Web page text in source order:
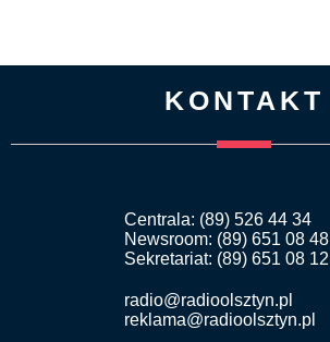
KONTAKT
Centrala: (89) 526 44 34
Newsroom: (89) 651 08 48
Sekretariat: (89) 651 08 12
radio@radioolsztyn.pl
reklama@radioolsztyn.pl